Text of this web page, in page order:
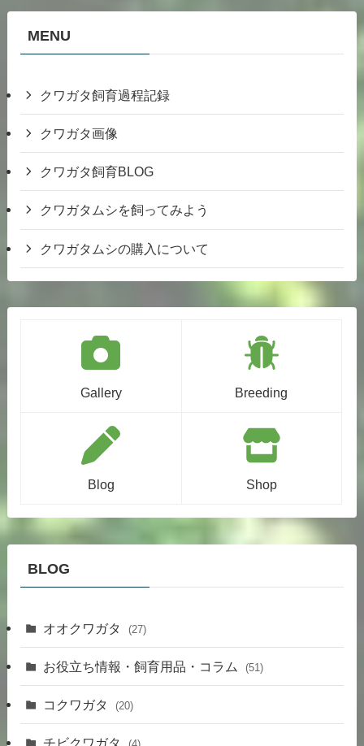
MENU
クワガタ飼育過程記録
クワガタ画像
クワガタ飼育BLOG
クワガタムシを飼ってみよう
クワガタムシの購入について
Gallery Breeding
Blog Shop
BLOG
オオクワガタ (27)
お役立ち情報・飼育用品・コラム (51)
コクワガタ (20)
チビクワガタ